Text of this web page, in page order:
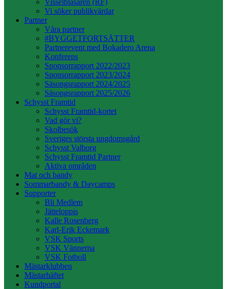
Visselblåsaren (RF)
Vi söker publikvärdar
Partner
Våra partner
#BYGGETFORTSÄTTER
Partnerevent med Bokadero Arena
Konferens
Sponsorrapport 2022/2023
Sponsorrapport 2023/2024
Säsongsrapport 2024/2025
Säsongsrapport 2025/2026
Schysst Framtid
Schysst Framtid-kortet
Vad gör vi?
Skolbesök
Sveriges största ungdomsgård
Schysst Valborg
Schysst Framtid Partner
Aktiva områden
Mat och bandy
Sommarbandy & Daycamps
Supporter
Bli Medlem
Jätteloppis
Kalle Rosenberg
Karl-Erik Eckemark
VSK Sports
VSK Vännerna
VSK Fotboll
Mästarklubben
Mästarhäftet
Kundportal